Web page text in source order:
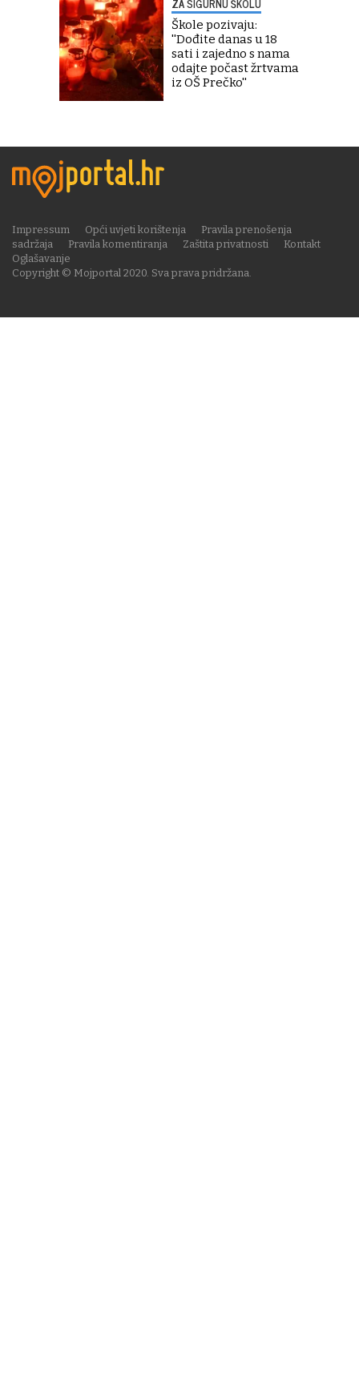
ZA SIGURNU ŠKOLU
Škole pozivaju:
''Dođite danas u 18
sati i zajedno s nama
odajte počast žrtvama
iz OŠ Prečko''
Copyright © Mojportal 2020. Sva prava pridržana.
Impressum Opći uvjeti korištenja
Pravila prenošenja
sadržaja
Pravila komentiranja Zaštita privatnosti
Kontakt
Oglašavanje